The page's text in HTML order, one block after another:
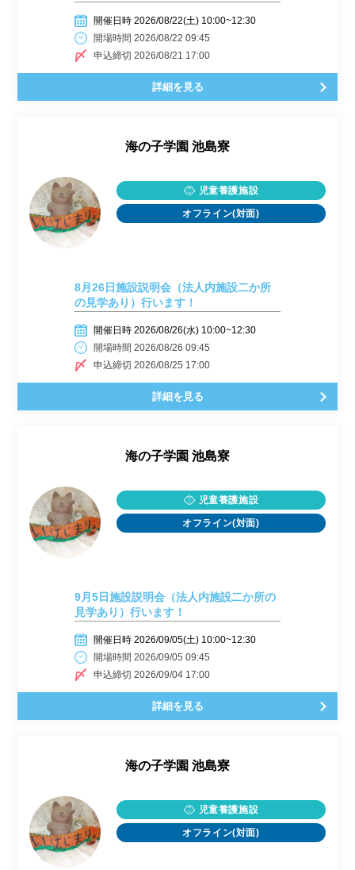
開催日時 2026/08/22(土) 10:00~12:30
開場時間 2026/08/22 09:45
申込締切 2026/08/21 17:00
詳細を見る
海の子学園 池島寮
児童養護施設
オフライン(対面)
8月26日施設説明会（法人内施設二か所
の見学あり）行います！
開催日時 2026/08/26(水) 10:00~12:30
開場時間 2026/08/26 09:45
申込締切 2026/08/25 17:00
詳細を見る
海の子学園 池島寮
児童養護施設
オフライン(対面)
9月5日施設説明会（法人内施設二か所の
見学あり）行います！
開催日時 2026/09/05(土) 10:00~12:30
開場時間 2026/09/05 09:45
申込締切 2026/09/04 17:00
詳細を見る
海の子学園 池島寮
児童養護施設
オフライン(対面)